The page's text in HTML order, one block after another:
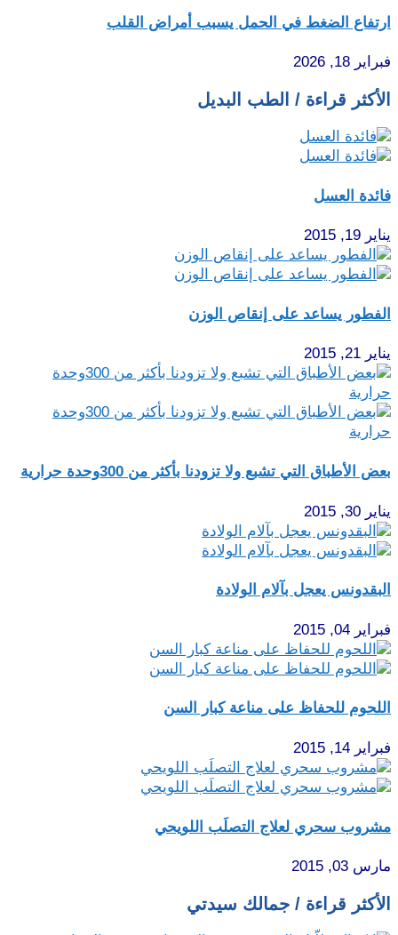
ارتفاع الضغط في الحمل يسبب أمراض القلب
فبراير 18, 2026
الأكثر قراءة / الطب البديل
فائدة العسل
يناير 19, 2015
الفطور يساعد على إنقاص الوزن
يناير 21, 2015
بعض الأطباق التي تشبع ولا تزودنا بأكثر من 300وحدة حرارية
يناير 30, 2015
البقدونس يعجل بآلام الولادة
فبراير 04, 2015
اللحوم للحفاظ على مناعة كبار السن
فبراير 14, 2015
مشروب سحري لعلاج التصلَب اللويحي
مارس 03, 2015
الأكثر قراءة / جمالك سيدتي